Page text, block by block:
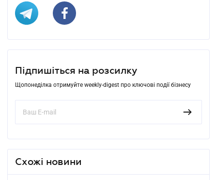
Підпишіться на розсилку
Щопонеділка отримуйте weekly-digest про ключові події бізнесу
Схожі новини